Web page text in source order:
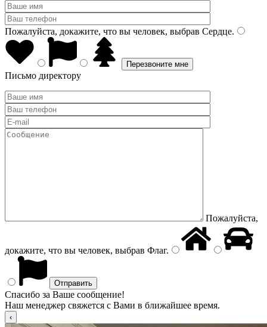
Пожалуйста, докажите, что вы человек, выбрав Сердце.
Письмо директору
Пожалуйста,
докажите, что вы человек, выбрав Флаг.
Спасибо за Ваше сообщение!
Наш менеджер свяжется с Вами в ближайшее время.